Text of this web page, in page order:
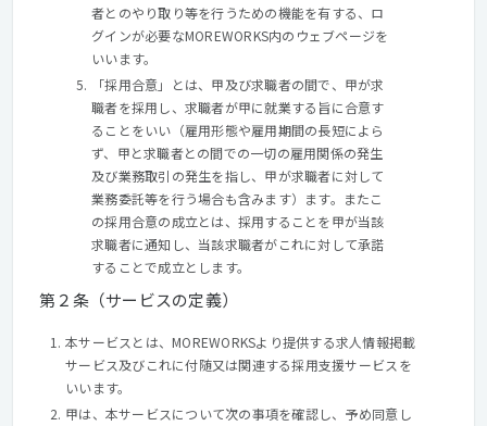
者とのやり取り等を行うための機能を有する、ロ
グインが必要なMOREWORKS内のウェブページを
いいます。
「採用合意」とは、甲及び求職者の間で、甲が求
職者を採用し、求職者が甲に就業する旨に合意す
ることをいい（雇用形態や雇用期間の長短によら
ず、甲と求職者との間での一切の雇用関係の発生
及び業務取引の発生を指し、甲が求職者に対して
業務委託等を行う場合も含みます）ます。またこ
の採用合意の成立とは、採用することを甲が当該
求職者に通知し、当該求職者がこれに対して承諾
することで成立とします。
第２条（サービスの定義）
本サービスとは、MOREWORKSより提供する求人情報掲載
サービス及びこれに付随又は関連する採用支援サービスを
いいます。
甲は、本サービスについて次の事項を確認し、予め同意し